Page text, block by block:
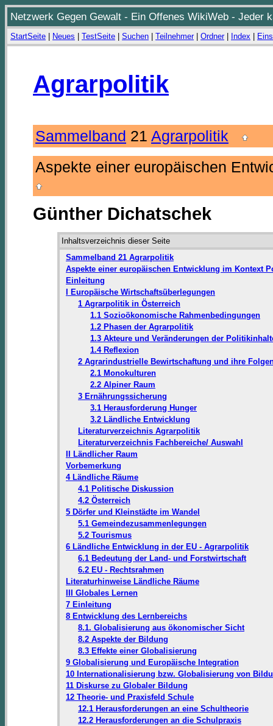
Netzwerk Gegen Gewalt - Ein Offenes WikiWeb - Jeder
StartSeite Neues TestSeite Suchen Teilnehmer| Ordner| Index
Agrarpolitik
Sammelband 21 Agrarpolitik
Aspekte einer europäischen
Günther Dichatschek
Inhaltsverzeichnis dieser Seite
Sammelband 21 Agrarpolitik
Aspekte einer europäischen Entwicklung im Kontext
Einleitung
I Europäische Wirtschaftsüberlegungen
1 Agrarpolitik in Österreich
1.1 Sozioökonomische Rahmenbedingungen
1.2 Phasen der Agrarpolitik
1.3 Akteure und Veränderungen der
1.4 Reflexion
2 Agrarindustrielle Bewirtschaftung und ihre
2.1 Monokulturen
2.2 Alpiner Raum
3 Ernährungssicherung
3.1 Herausforderung Hunger
3.2 Ländliche Entwicklung
Literaturverzeichnis Agrarpolitik
Literaturverzeichnis Fachbereiche/ Auswahl
II Ländlicher Raum
Vorbemerkung
4 Ländliche Räume
4.1 Politische Diskussion
4.2 Österreich
5 Dörfer und Kleinstädte im Wandel
5.1 Gemeindezusammenlegungen
5.2 Tourismus
6 Ländliche Entwicklung in der EU - Agrarpolitik
6.1 Bedeutung der Land- und Forstwirtschaft
6.2 EU - Rechtsrahmen
Literaturhinweise Ländliche Räume
III Globales Lernen
7 Einleitung
8 Entwicklung des Lernbereichs
8.1. Globalisierung aus ökonomischer Sicht
8.2 Aspekte der Bildung
8.3 Effekte einer Globalisierung
9 Globalisierung und Europäische Integration
10 Internationalisierung bzw. Globalisierung von
11 Diskurse zu Globaler Bildung
12 Theorie- und Praxisfeld Schule
12.1 Herausforderungen an eine Schultheorie
12.2 Herausforderungen an die Schulpraxis